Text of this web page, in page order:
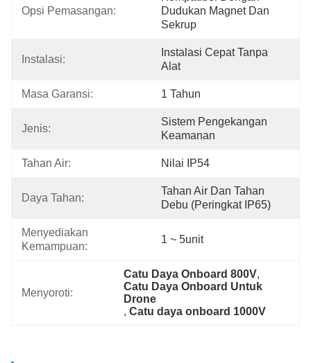
Opsi Pemasangan:
Dudukan Magnet Dan
Sekrup
Instalasi:
Instalasi Cepat Tanpa
Alat
Masa Garansi: 1 Tahun
Jenis:
Sistem Pengekangan
Keamanan
Tahan Air: Nilai IP54
Daya Tahan:
Tahan Air Dan Tahan
Debu (peringkat IP65)
Menyediakan
Kemampuan:
1 ~ 5unit
Menyoroti:
Catu Daya Onboard 800V,
Catu Daya Onboard Untuk
Drone
, Catu daya onboard 1000V